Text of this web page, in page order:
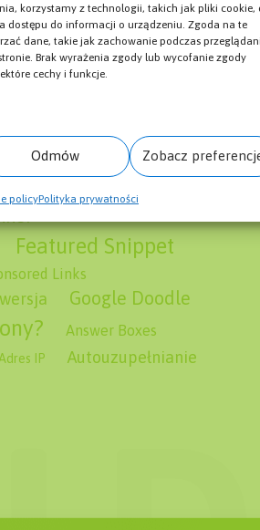
korzystamy z technologii, takich jak pliki cookie,
dostępu do informacji o urządzeniu. Zgoda na te
dane, takie jak zachowanie podczas
Brak wyrażenia zgody lub wycofanie zgody
cechy i funkcje.
Odmów Zobacz
policyPolityka prywatności
udostępniania i
Featured Snippet
Links
Google Doodle
Answer Boxes
Adres IP Autouzupełnianie